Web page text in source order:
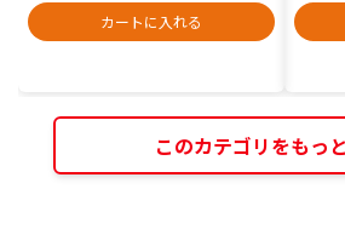
カートに入れる
このカテゴリをもっ